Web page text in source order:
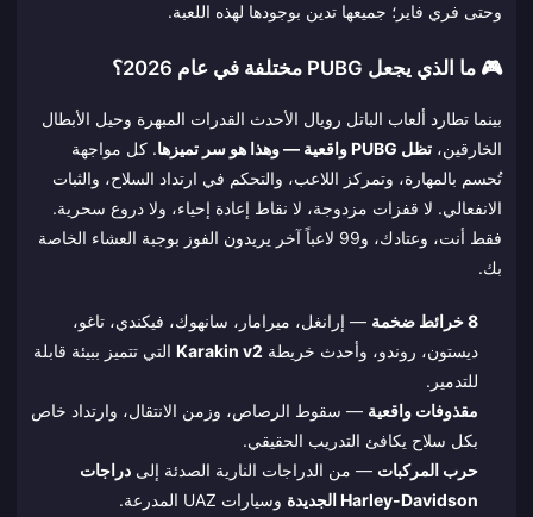
وحتى فري فاير؛ جميعها تدين بوجودها لهذه اللعبة.
🎮 ما الذي يجعل PUBG مختلفة في عام 2026؟
بينما تطارد ألعاب الباتل رويال الأحدث القدرات المبهرة وحيل الأبطال
الخارقين، تظل PUBG واقعية — وهذا هو سر تميزها
. كل مواجهة
تُحسم بالمهارة، وتمركز اللاعب، والتحكم في ارتداد السلاح، والثبات
الانفعالي. لا قفزات مزدوجة، لا نقاط إعادة إحياء، ولا دروع سحرية.
فقط أنت، وعتادك، و99 لاعباً آخر يريدون الفوز بوجبة العشاء الخاصة
بك.
8 خرائط ضخمة
— إرانغل، ميرامار، سانهوك، فيكندي، تاغو،
ديستون، روندو، وأحدث خريطة Karakin v2التي تتميز ببيئة قابلة
للتدمير.
مقذوفات واقعية — سقوط الرصاص، وزمن الانتقال، وارتداد خاص
بكل سلاح يكافئ التدريب الحقيقي.
حرب المركبات — من الدراجات النارية الصدئة إلى دراجات
Harley-Davidson الجديدة
وسيارات UAZ المدرعة.